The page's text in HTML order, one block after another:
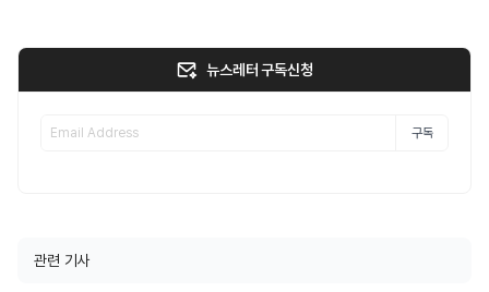
뉴스레터 구독신청
구독
관련 기사